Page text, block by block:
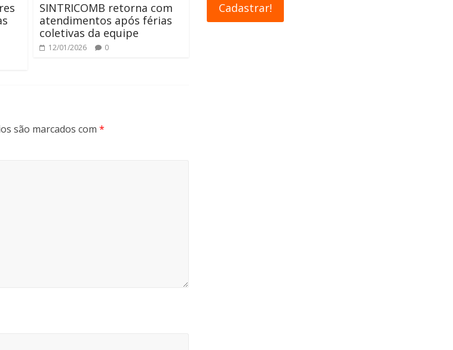
SINTRICOMB retorna com
atendimentos após férias
coletivas da equipe
12/01/2026 0
são marcados com *